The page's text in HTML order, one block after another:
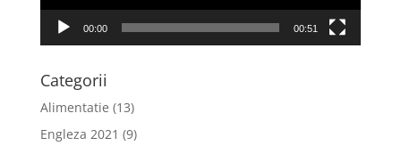
00:00 00:51
Categorii
Alimentatie (13)
Engleza 2021 (9)